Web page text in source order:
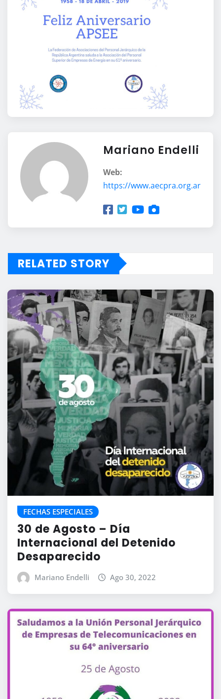
Mariano Endelli
Web:
https://www.aecpra.org.ar
RELATED STORY
FECHAS ESPECIALES
30 de Agosto – Día
Internacional del Detenido
Desaparecido
Mariano Endelli Ago 30, 2022